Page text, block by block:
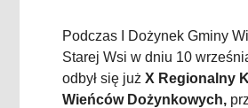
Podczas I Dożynek Gminy
Starej Wsi w dniu 10
odbył się jużX Regionalny
Wieńców Dożynkowych,